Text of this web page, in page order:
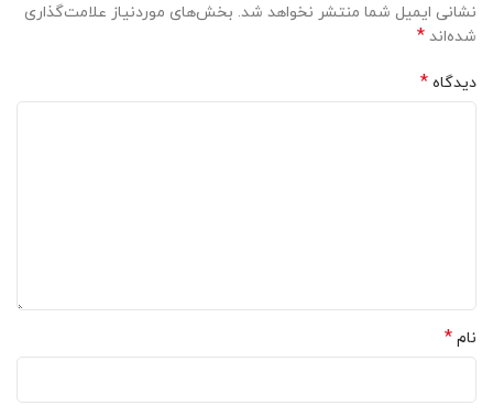
نشانی ایمیل شما منتشر نخواهد شد. بخش‌های موردنیاز علامت‌گذاری
شده‌اند *
دیدگاه *
نام *